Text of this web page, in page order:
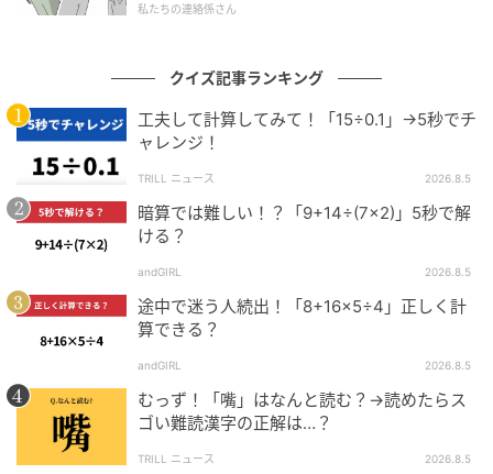
私たちの連絡係さん
クイズ記事ランキング
工夫して計算してみて！「15÷0.1」→5秒でチ
ャレンジ！
TRILL ニュース 2026.8.5
暗算では難しい！？「9+14÷(7×2)」5秒で解
ける？
andGIRL 2026.8.5
途中で迷う人続出！「8+16×5÷4」正しく計
算できる？
andGIRL 2026.8.5
むっず！「嘴」はなんと読む？→読めたらス
ゴい難読漢字の正解は…？
TRILL ニュース 2026.8.5